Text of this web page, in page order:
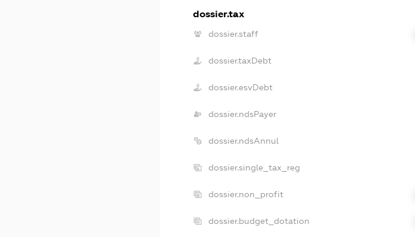
dossier.tax
dossier.staff
dossier.taxDebt
dossier.esvDebt
dossier.ndsPayer
dossier.ndsAnnul
dossier.single_tax_reg
dossier.non_profit
dossier.budget_dotation